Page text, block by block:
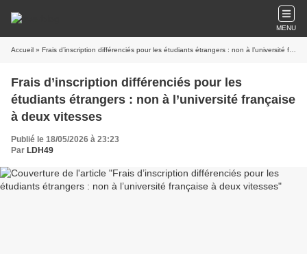
MENU
Accueil » Frais d’inscription différenciés pour les étudiants étrangers : non à l’université française à deux vitesses
Frais d’inscription différenciés pour les
étudiants étrangers : non à l’université française
à deux vitesses
Publié le 18/05/2026 à 23:23
Par LDH49